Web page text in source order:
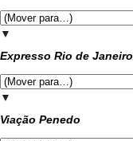
▼
Expresso Rio de Janeiro
▼
Viação Penedo